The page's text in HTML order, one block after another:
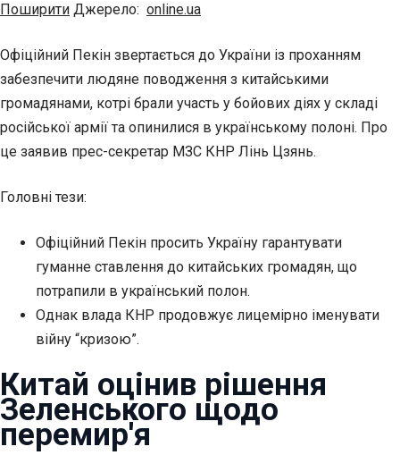
Поширити Джерело: online.ua
Офіційний Пекін звертається до України із проханням
забезпечити людяне поводження з китайськими
громадянами, котрі брали участь у бойових діях у складі
російської армії та опинилися в українському полоні. Про
це заявив прес-секретар МЗС КНР Лінь Цзянь.
Головні тези:
Офіційний Пекін просить Україну гарантувати
гуманне ставлення до китайських громадян, що
потрапили в український полон.
Однак влада КНР продовжує лицемірно іменувати
війну “кризою”.
Китай оцінив рішення
Зеленського щодо
перемир'я